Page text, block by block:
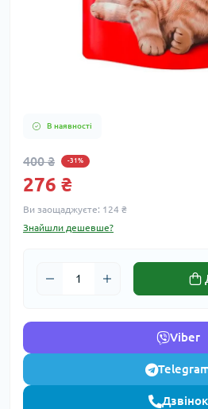
В наявності
400 ₴ -31%
276 ₴
Ви заощаджуєте: 124 ₴
Знайшли дешевше?
Viber
Дзвінок